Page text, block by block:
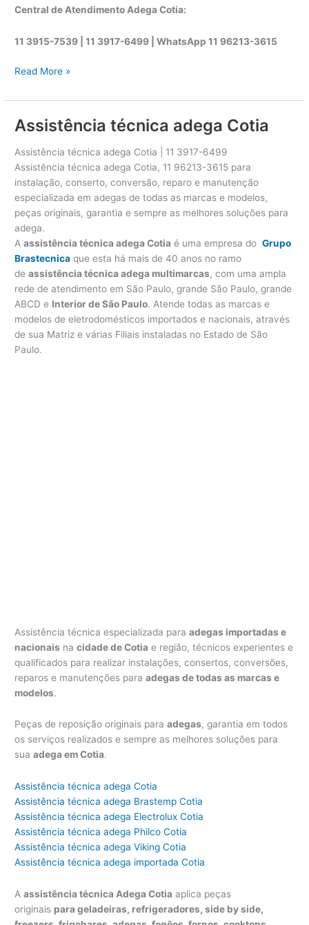
Central de Atendimento Adega Cotia:
11 3915-7539 | 11 3917-6499 |WhatsApp11 96213-3615
A
s
s
t
ê
n
t
é
c
a
a
Read More »
Assistência técnica adega Cotia
Assistência técnica adega Cotia | 11 3917-6499
Assistência técnica adega Cotia, 11 96213-3615 para
instalação, conserto, conversão, reparo e manutenção
especializada em adegas de todas as marcas e modelos,
peças originais, garantia e sempre as melhores soluções para
adega.
Aassistência técnica adega Cotia é uma empresa doGrupo
Brastecnica que esta há mais de 40 anos no ramo
deassistência técnica adega multimarcas, com uma ampla
rede de atendimento em São Paulo, grande São Paulo, grande
ABCD e Interior de São Paulo. Atende todas as marcas e
modelos de eletrodomésticos importados e nacionais, através
de sua Matriz e várias Filiais instaladas no Estado de São
Paulo.
Assistência técnica especializada paraadegas importadas e
nacionais nacidade de Cotia e região, técnicos experientes e
qualificados para realizar instalações, consertos, conversões,
reparos e manutenções paraadegas de todas as marcas e
modelos.
Peças de reposição originais paraadegas, garantia em todos
os serviços realizados e sempre as melhores soluções para
suaadega em Cotia.
Assistência técnica adega Cotia
Assistência técnica adega Brastemp Cotia
Assistência técnica adega Electrolux Cotia
Assistência técnica adega Philco Cotia
Assistência técnica adega Viking Cotia
Assistência técnica adega importada Cotia
Aassistência técnica Adega Cotia aplica peças
originais para geladeiras, refrigeradores, side by side,